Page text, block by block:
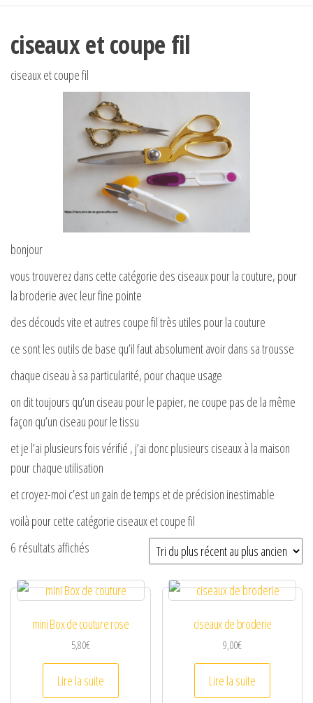
ciseaux et coupe fil
ciseaux et coupe fil
bonjour
vous trouverez dans cette catégorie des ciseaux pour la couture, pour
la broderie avec leur fine pointe
des découds vite et autres coupe fil très utiles pour la couture
ce sont les outils de base qu’il faut absolument avoir dans sa trousse
chaque ciseau à sa particularité, pour chaque usage
on dit toujours qu’un ciseau pour le papier, ne coupe pas de la même
façon qu’un ciseau pour le tissu
et je l’ai plusieurs fois vérifié , j’ai donc plusieurs ciseaux à la maison
pour chaque utilisation
et croyez-moi c’est un gain de temps et de précision inestimable
voilà pour cette catégorie ciseaux et coupe fil
6 résultats affichés Trié du plus récent au plus ancien
mini Box de couture rose
5,80€
Lire la suite
ciseaux de broderie
9,00€
Lire la suite